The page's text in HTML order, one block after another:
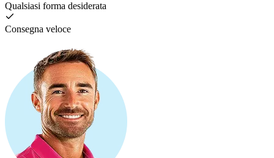
Qualsiasi forma desiderata
Consegna veloce